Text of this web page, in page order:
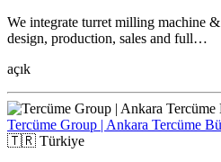
We integrate turret milling machine
design, production, sales and full…
açık
Tercüme Group | Ankara Tercüme
🇹🇷 Türkiye